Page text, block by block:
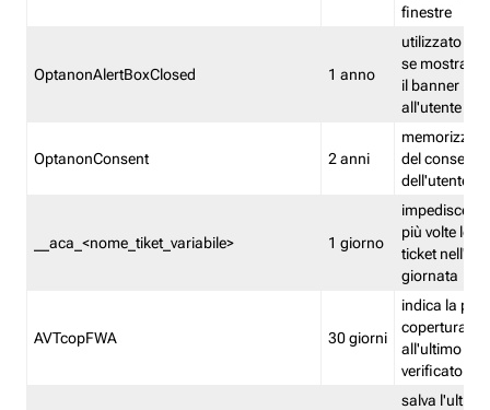
finestre
OptanonAlertBoxClosed 1 anno
utilizzato per
se mostrare
il banner
all'utente
OptanonConsent 2 anni
memorizza
del
dell'utente
__aca_<nome_tiket_variabile> 1 giorno
impedisce di
più volte lo
ticket
giornata
AVTcopFWA 30 giorni
indica la
copertura
all'ultimo
verificato
salva l'ultima